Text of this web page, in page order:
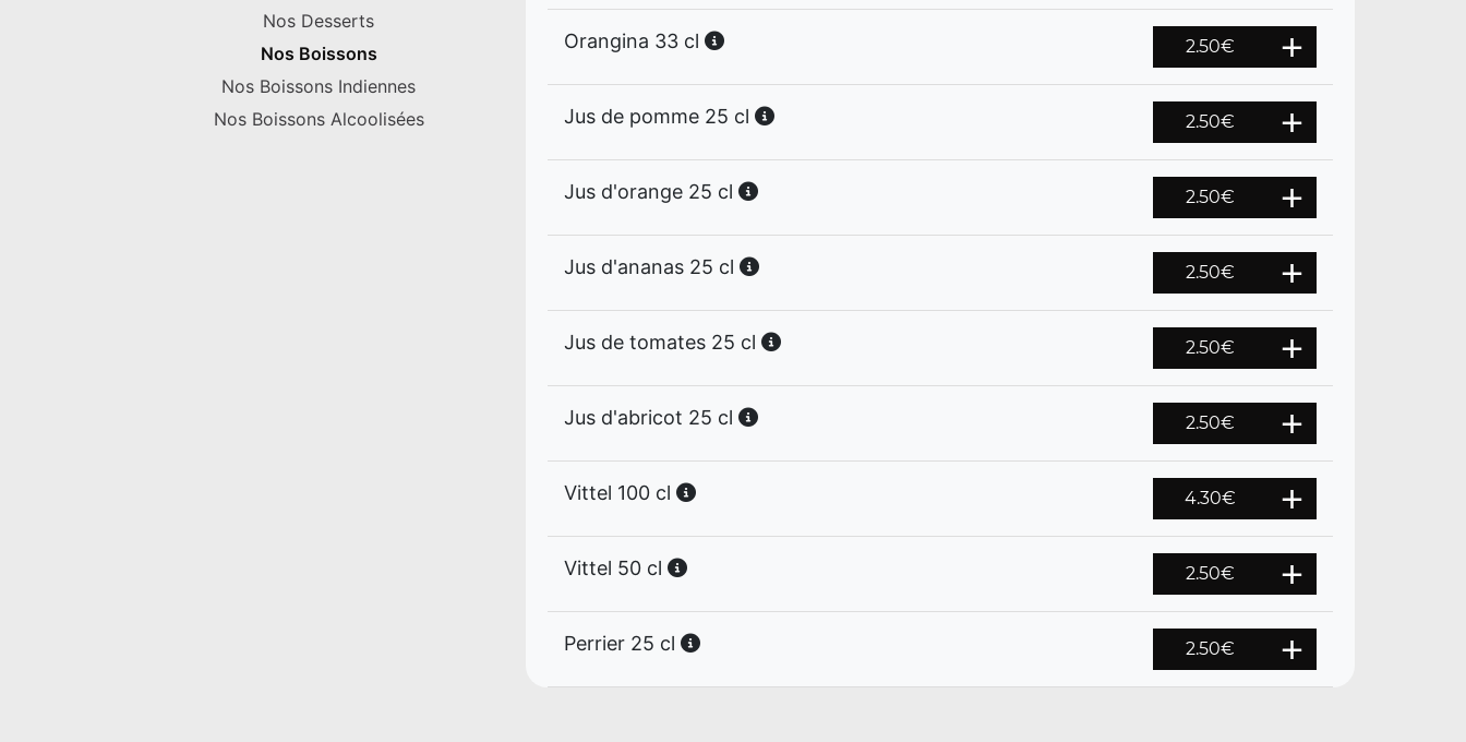
Nos Desserts
Nos Boissons
Nos Boissons Indiennes
Nos Boissons Alcoolisées
Orangina 33 cl 2.50€
Jus de pomme 25 cl 2.50€
Jus d'orange 25 cl 2.50€
Jus d'ananas 25 cl 2.50€
Jus de tomates 25 cl 2.50€
Jus d'abricot 25 cl 2.50€
Vittel 100 cl 4.30€
Vittel 50 cl 2.50€
Perrier 25 cl 2.50€